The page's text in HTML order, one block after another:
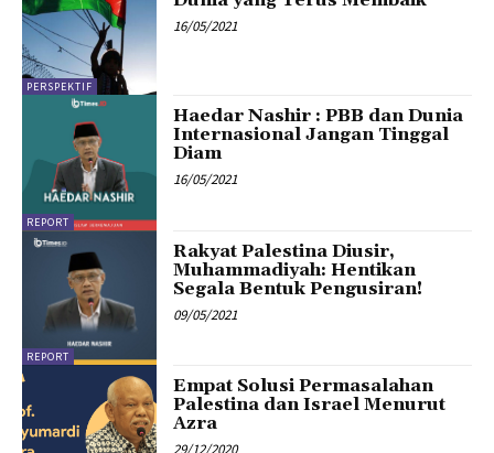
PERSPEKTIF
16/05/2021
REPORT
Haedar Nashir : PBB dan Dunia
Internasional Jangan Tinggal
Diam
16/05/2021
REPORT
Rakyat Palestina Diusir,
Muhammadiyah: Hentikan
Segala Bentuk Pengusiran!
09/05/2021
Empat Solusi Permasalahan
Palestina dan Israel Menurut
Azra